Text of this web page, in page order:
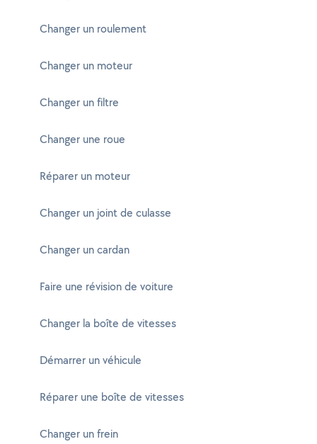
Changer un roulement
Changer un moteur
Changer un filtre
Changer une roue
Réparer un moteur
Changer un joint de culasse
Changer un cardan
Faire une révision de voiture
Changer la boîte de vitesses
Démarrer un véhicule
Réparer une boîte de vitesses
Changer un frein